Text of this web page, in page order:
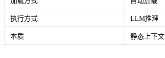
执行方式 LLM推理
本质 静态上下文